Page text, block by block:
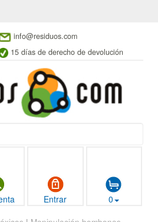
info@residuos.com
15 días de derecho de devolución
Entrar 0